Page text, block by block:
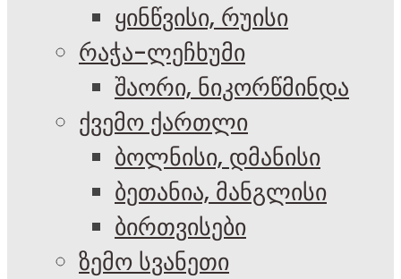
ყინწვისი, რუისი
რაჭა-ლეჩხუმი
შაორი, ნიკორწმინდა
ქვემო ქართლი
ბოლნისი, დმანისი
ბეთანია, მანგლისი
ბირთვისები
ზემო სვანეთი